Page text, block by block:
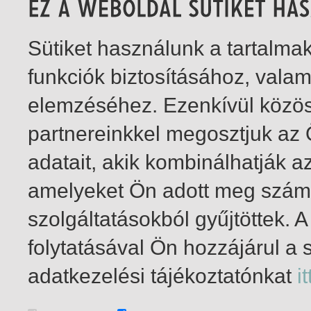
1-5 / insgesamt 5 Treffer
Sütiket használunk a
funkciók biztosításához,
elemzéséhez. Ezenkívül
partnereinkkel megosztjuk
adatait, akik kombinálhatják
amelyeket Ön adott meg
szolgáltatásokból gyűjtöttek.
folytatásával Ön hozzájárul a
adatkezelési tájékoztatónkat